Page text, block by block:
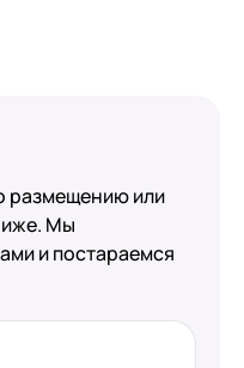
размещению или
Мы
и постараемся